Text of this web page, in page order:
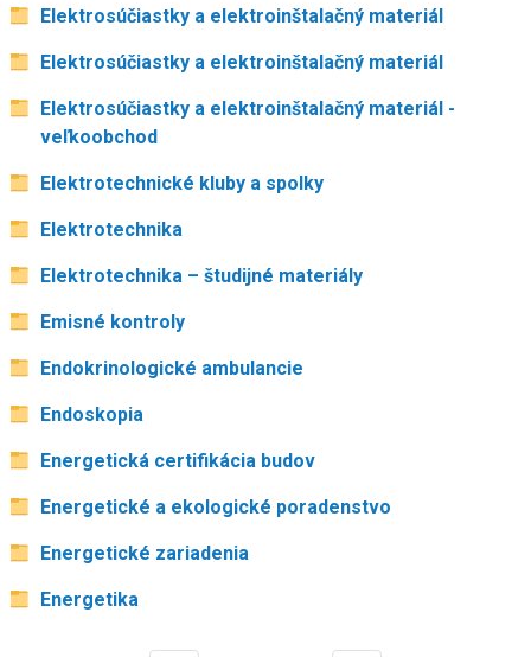
Elektrosúčiastky a elektroinštalačný materiál
Elektrosúčiastky a elektroinštalačný materiál
Elektrosúčiastky a elektroinštalačný materiál -
veľkoobchod
Elektrotechnické kluby a spolky
Elektrotechnika
Elektrotechnika – študijné materiály
Emisné kontroly
Endokrinologické ambulancie
Endoskopia
Energetická certifikácia budov
Energetické a ekologické poradenstvo
Energetické zariadenia
Energetika